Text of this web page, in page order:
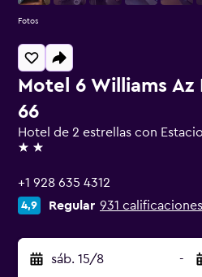
Motel 6 Williams
66
Hotel de 2 estrellas con
2 estrellas
+1 928 635 4312
4,9 Regular 931
sáb. 15/8 -
Fotos